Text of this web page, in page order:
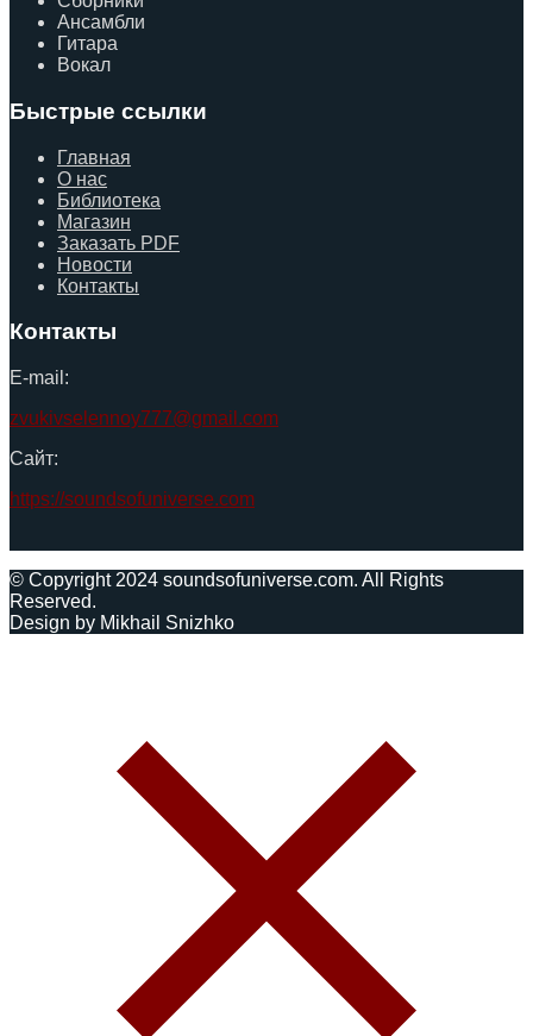
Ансамбли
Гитара
Вокал
Быстрые ссылки
Главная
О нас
Библиотека
Магазин
Заказать PDF
Новости
Контакты
Контакты
E-mail:
zvukivselennoy777@gmail.com
Сайт:
https://soundsofuniverse.com
© Copyright 2024 soundsofuniverse.com. All Rights
Reserved.
Design by Mikhail Snizhko